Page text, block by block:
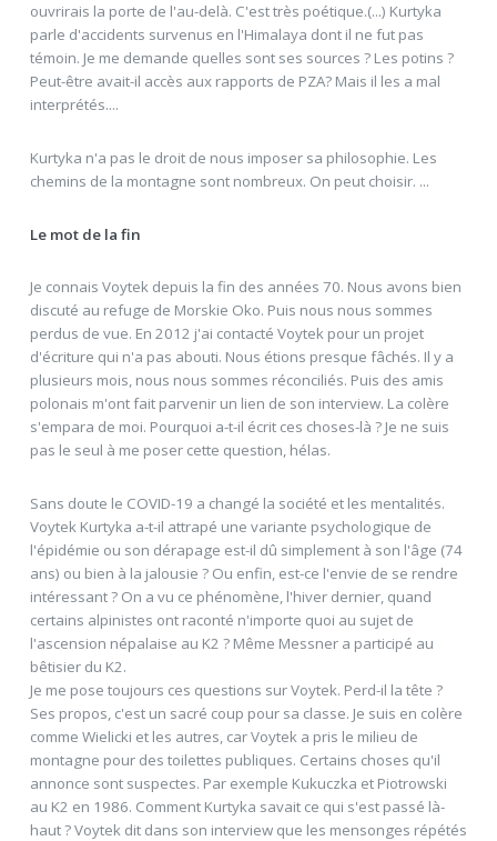
ouvrirais la porte de l'au-delà. C'est très poétique.(...) Kurtyka
parle d'accidents survenus en l'Himalaya dont il ne fut pas
témoin. Je me demande quelles sont ses sources ? Les potins ?
Peut-être avait-il accès aux rapports de PZA? Mais il les a mal
interprétés....
Kurtyka n'a pas le droit de nous imposer sa philosophie. Les
chemins de la montagne sont nombreux. On peut choisir. ...
Le mot de la fin
Je connais Voytek depuis la fin des années 70. Nous avons bien
discuté au refuge de Morskie Oko. Puis nous nous sommes
perdus de vue. En 2012 j'ai contacté Voytek pour un projet
d'écriture qui n'a pas abouti. Nous étions presque fâchés. Il y a
plusieurs mois, nous nous sommes réconciliés. Puis des amis
polonais m'ont fait parvenir un lien de son interview. La colère
s'empara de moi. Pourquoi a-t-il écrit ces choses-là ? Je ne suis
pas le seul à me poser cette question, hélas.
Sans doute le COVID-19 a changé la société et les mentalités.
Voytek Kurtyka a-t-il attrapé une variante psychologique de
l'épidémie ou son dérapage est-il dû simplement à son l'âge (74
ans) ou bien à la jalousie ? Ou enfin, est-ce l'envie de se rendre
intéressant ? On a vu ce phénomène, l'hiver dernier, quand
certains alpinistes ont raconté n'importe quoi au sujet de
l'ascension népalaise au K2 ? Même Messner a participé au
bêtisier du K2.
Je me pose toujours ces questions sur Voytek. Perd-il la tête ?
Ses propos, c'est un sacré coup pour sa classe. Je suis en colère
comme Wielicki et les autres, car Voytek a pris le milieu de
montagne pour des toilettes publiques. Certains choses qu'il
annonce sont suspectes. Par exemple Kukuczka et Piotrowski
au K2 en 1986. Comment Kurtyka savait ce qui s'est passé là-
haut ? Voytek dit dans son interview que les mensonges répétés